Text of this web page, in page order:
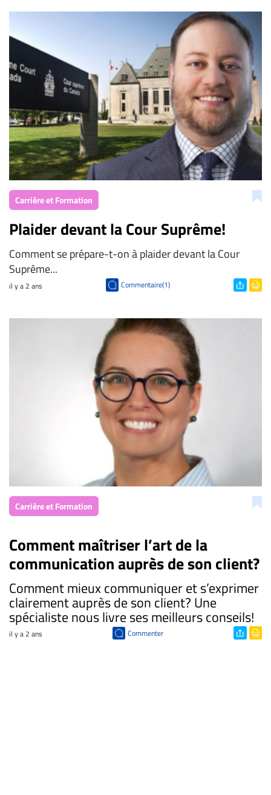
Carrière et Formation
Plaider devant la Cour Suprême!
Comment se prépare-t-on à plaider devant la Cour
Suprême...
il y a 2 ans Commentaire(1)
Carrière et Formation
Comment maîtriser l’art de la
communication auprès de son client?
Comment mieux communiquer et s’exprimer
clairement auprès de son client? Une
spécialiste nous livre ses meilleurs conseils!
il y a 2 ans Commenter